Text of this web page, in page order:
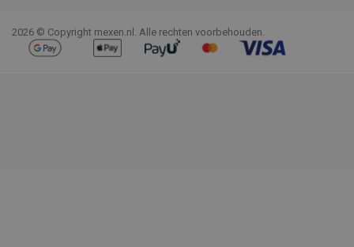
2026 © Copyright mexen.nl. Alle rechten voorbehouden.